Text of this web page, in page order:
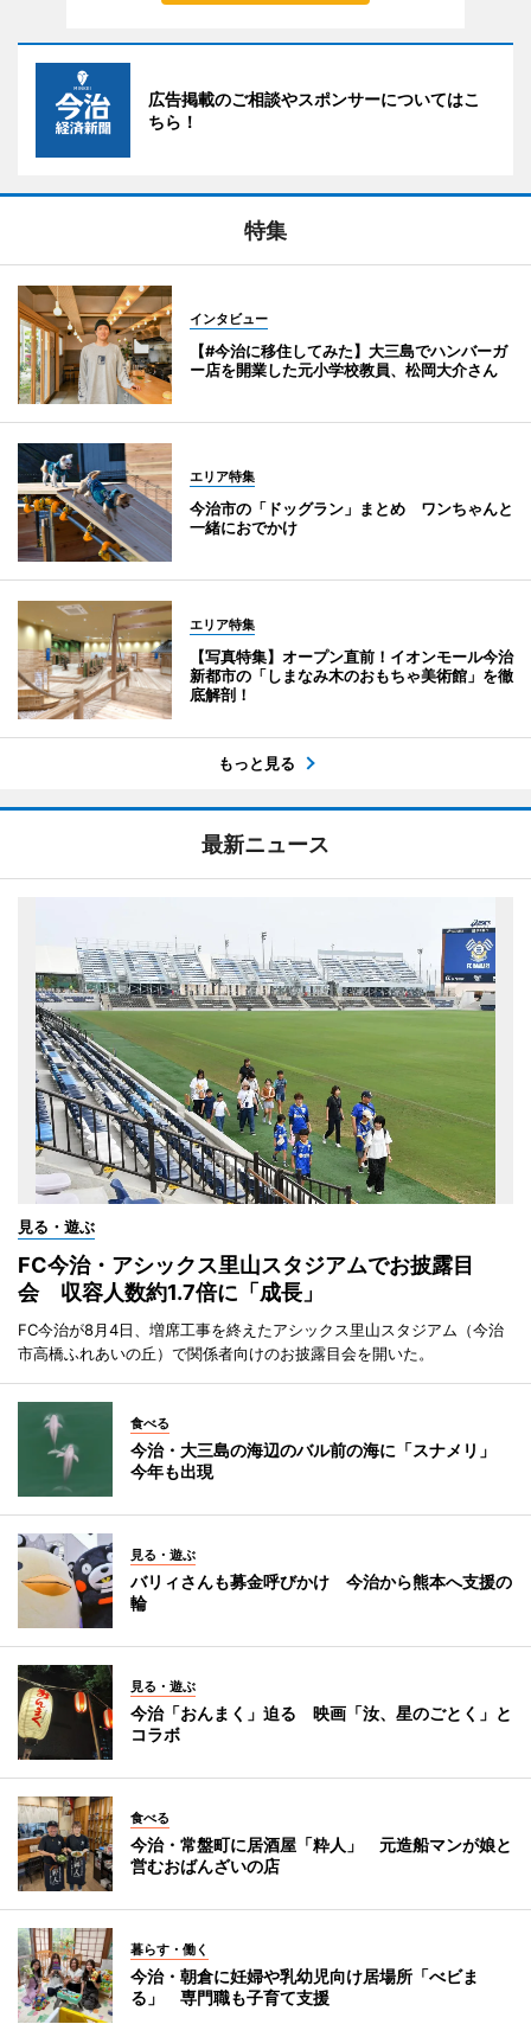
広告掲載のご相談やスポンサーについてはこ
ちら！
特集
インタビュー
【#今治に移住してみた】大三島でハンバーガ
ー店を開業した元小学校教員、松岡大介さん
エリア特集
今治市の「ドッグラン」まとめ ワンちゃんと
一緒におでかけ
エリア特集
【写真特集】オープン直前！イオンモール今治
新都市の「しまなみ木のおもちゃ美術館」を徹
底解剖！
もっと見る
最新ニュース
見る・遊ぶ
FC今治・アシックス里山スタジアムでお披露目
会 収容人数約1.7倍に「成長」
FC今治が8月4日、増席工事を終えたアシックス里山スタジアム（今治
市高橋ふれあいの丘）で関係者向けのお披露目会を開いた。
食べる
今治・大三島の海辺のバル前の海に「スナメリ」
今年も出現
見る・遊ぶ
バリィさんも募金呼びかけ 今治から熊本へ支援の
輪
見る・遊ぶ
今治「おんまく」迫る 映画「汝、星のごとく」と
コラボ
食べる
今治・常盤町に居酒屋「粋人」 元造船マンが娘と
営むおばんざいの店
暮らす・働く
今治・朝倉に妊婦や乳幼児向け居場所「べビま
る」 専門職も子育て支援